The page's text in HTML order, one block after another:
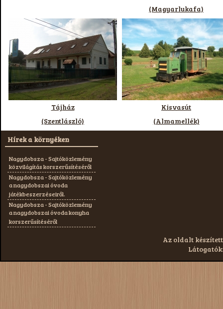
(Magyarlukafa)
Tájház
(Szentlászló)
Kisvasút
(Almamellék)
Hírek a környéken
Nagydobsza - Sajtóközlemény
közvilágítás korszerűsítéséről
Nagydobsza - Sajtóközlemény
a nagydobszai óvoda
játékbeszerzéseiről.
Nagydobsza - Sajtóközlemény
a nagydobszai óvoda konyha
korszerűsítéséről
Az oldalt